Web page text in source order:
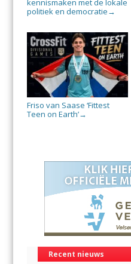
kennismaken met de lokale
politiek en democratie →
Friso van Saase ‘Fittest
Teen on Earth’→
Recent nieuws